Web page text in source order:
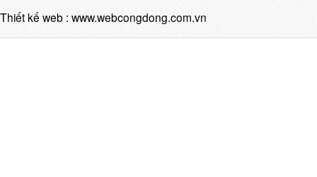
Thiết kế web : www.webcongdong.com.vn